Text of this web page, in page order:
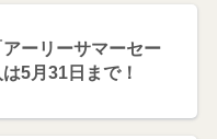
ーリーサマーセー
5月31日まで！